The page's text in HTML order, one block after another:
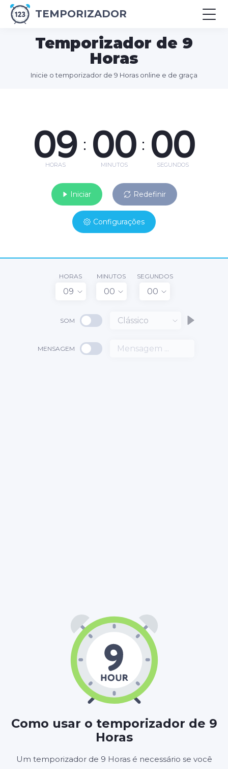
TEMPORIZADOR
Temporizador de 9
Horas
Inicie o temporizador de 9 Horas online e de graça
09
HORAS
: 00
MINUTOS
: 00
SEGUNDOS
Iniciar Redefinir
Configurações
HORAS
09
MINUTOS
00
SEGUNDOS
00
SOM Clássico
MENSAGEM
Como usar o temporizador de 9
Horas
Um temporizador de 9 Horas é necessário se você
09 00
MINUTOS 00